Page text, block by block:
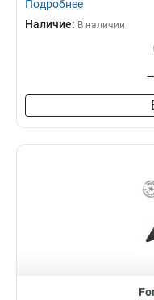
Подробнее
Наличие: В наличии
–